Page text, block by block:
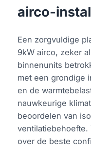
airco-
Een zorgvuldige
9kW airco, zeker
binnenunits
met een grondige
en de
nauwkeurige
beoordelen van
ventilatiebehoefte.
over de beste